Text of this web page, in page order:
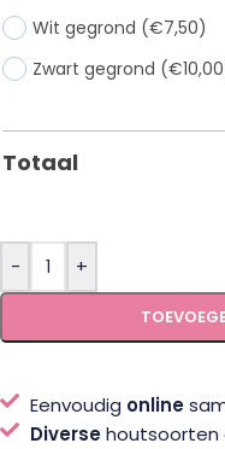
Wit gegrond (€7,50)
Zwart gegrond
Totaal
- +
Eenvoudig online
Diversehoutsoorten